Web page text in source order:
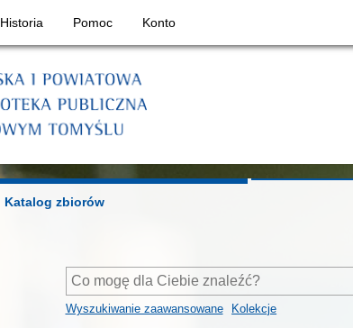
Historia Pomoc Konto
Katalog zbiorów
Wyszukiwanie zaawansowane Kolekcje